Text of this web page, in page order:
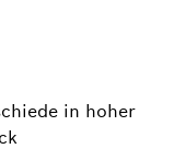
in hoher